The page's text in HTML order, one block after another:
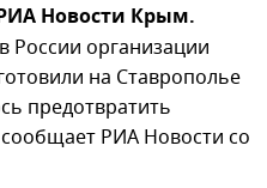
Новости Крым.
России организации
на Ставрополье
предотвратить
РИА Новости со